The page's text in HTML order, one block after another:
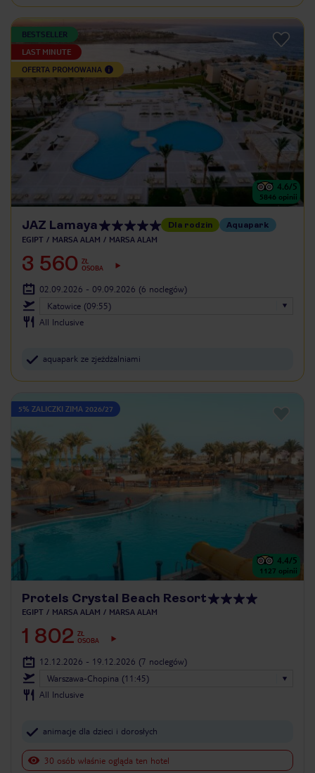
BESTSELLER
LAST MINUTE
OFERTA PROMOWANA
4.6/5
5846 opinii
JAZ Lamaya Dla rodzin Aquapark
EGIPT MARSA ALAM MARSA ALAM
3 560 ZŁ
OSOBA
02.09.2026 - 09.09.2026 (6 noclegów)
Katowice (09:55)
All Inclusive
aquapark ze zjeżdżalniami
5% ZALICZKI ZIMA 2026/27
4.4/5
1127 opinii
Protels Crystal Beach Resort
EGIPT MARSA ALAM MARSA ALAM
1 802 ZŁ
OSOBA
12.12.2026 - 19.12.2026 (7 noclegów)
Warszawa-Chopina (11:45)
All Inclusive
animacje dla dzieci i dorosłych
30 osób właśnie ogląda ten hotel